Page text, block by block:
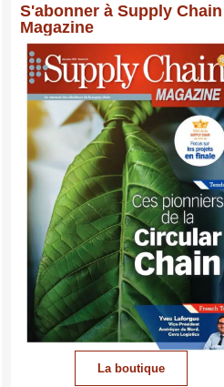
S'abonner à Supply Chain
Magazine
La boutique